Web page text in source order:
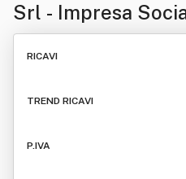
Srl - Impresa
RICAVI
TREND RICAVI
P.IVA